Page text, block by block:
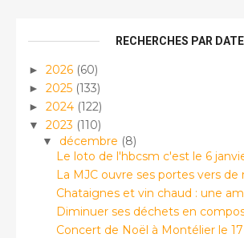
RECHERCHES PAR DATE
► 2026 (60)
► 2025 (133)
► 2024 (122)
▼ 2023 (110)
▼ décembre (8)
Le loto de l'hbcsm c'est le 6
La MJC ouvre ses portes vers de
Chataignes et vin chaud : une
Diminuer ses déchets en
Concert de Noël à Montélier le 17